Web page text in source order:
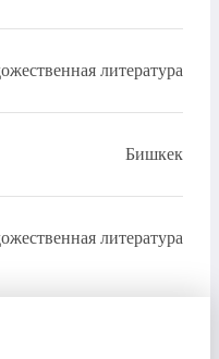
литература
Бишкек
литература